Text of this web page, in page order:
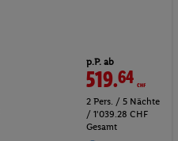
p.P. ab
519.64CHF
2 Pers. / 5 Nächte
/ 1'039.28 CHF
Gesamt